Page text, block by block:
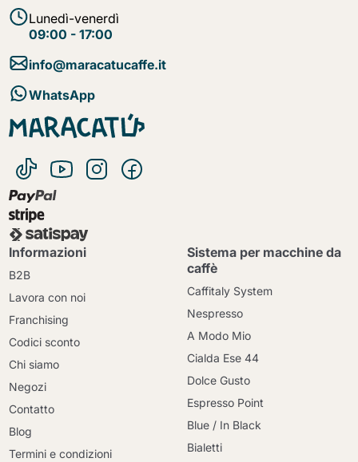
Lunedì-venerdì
09:00 - 17:00
info@maracatucaffe.it
WhatsApp
Informazioni
B2B
Lavora con noi
Franchising
Codici sconto
Chi siamo
Negozi
Contatto
Blog
Termini e condizioni
Sistema per macchine da
caffè
Caffitaly System
Nespresso
A Modo Mio
Cialda Ese 44
Dolce Gusto
Espresso Point
Blue / In Black
Bialetti